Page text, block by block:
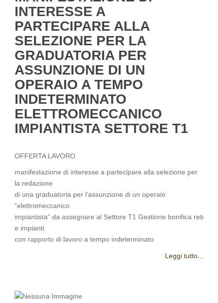
INTERESSE A
PARTECIPARE ALLA
SELEZIONE PER LA
GRADUATORIA PER
ASSUNZIONE DI UN
OPERAIO A TEMPO
INDETERMINATO
ELETTROMECCANICO
IMPIANTISTA SETTORE T1
OFFERTA LAVORO
manifestazione di interesse a partecipare alla selezione per
la redazione
di una graduatoria per l’assunzione di un operaio
“elettromeccanico
impiantista” da assegnare al Settore T1 Gestione bonifica reti
e impianti
con rapporto di lavoro a tempo indeterminato
Leggi tutto...